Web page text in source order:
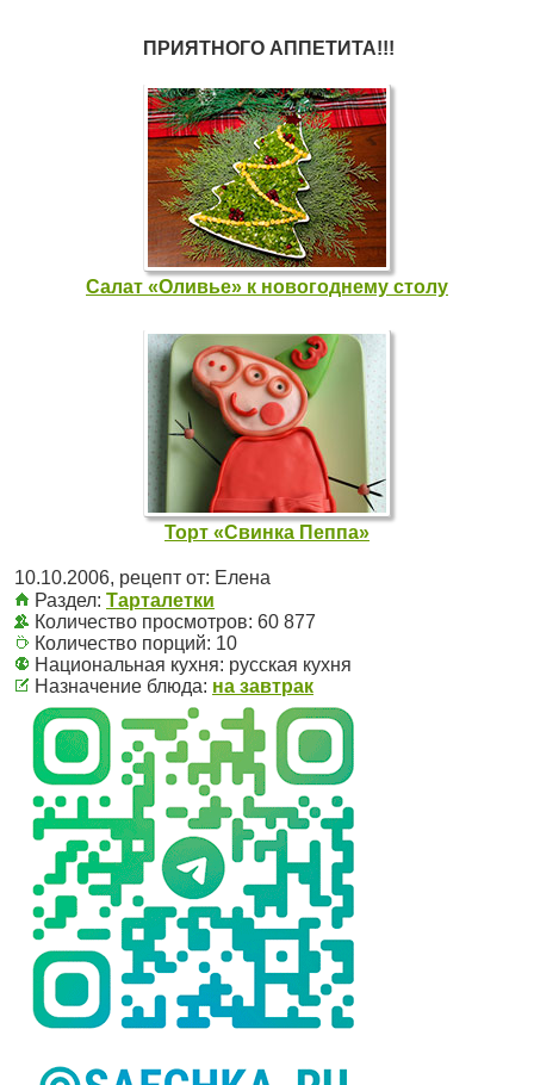
ПРИЯТНОГО АППЕТИТА!!!
Салат «Оливье» к новогоднему столу
Торт «Свинка Пеппа»
10.10.2006, рецепт от: Елена
Раздел: Тарталетки
Количество просмотров: 60 877
Количество порций: 10
Национальная кухня: русская кухня
Назначение блюда: на завтрак